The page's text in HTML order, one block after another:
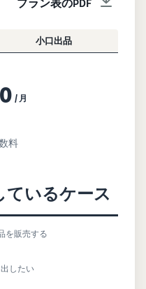
プラン表のPDF
小口出品
/月
料
ているケース
を販売する
したい